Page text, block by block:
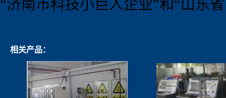
“济南市科技小巨人企业”和“ 山东
相关产品：